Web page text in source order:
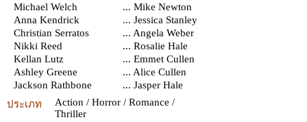
Michael Welch
... Mike Newton
Anna Kendrick
... Jessica Stanley
Christian Serratos
... Angela Weber
Nikki Reed
... Rosalie Hale
Kellan Lutz
... Emmet Cullen
Ashley Greene
... Alice Cullen
Jackson Rathbone
... Jasper Hale
ประเภท
Action / Horror / Romance /
Thriller